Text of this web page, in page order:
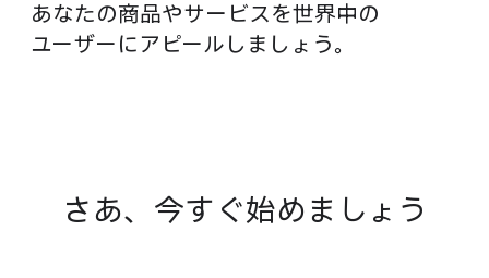
あなたの​商品や​サービスを​世界中の​
ユーザーに​アピールしましょう。
さあ、​今す​ぐ​始めましょう